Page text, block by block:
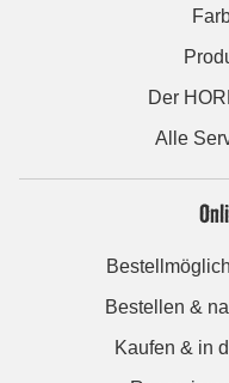
Der
Alle
Bestellen &
Kaufen & in